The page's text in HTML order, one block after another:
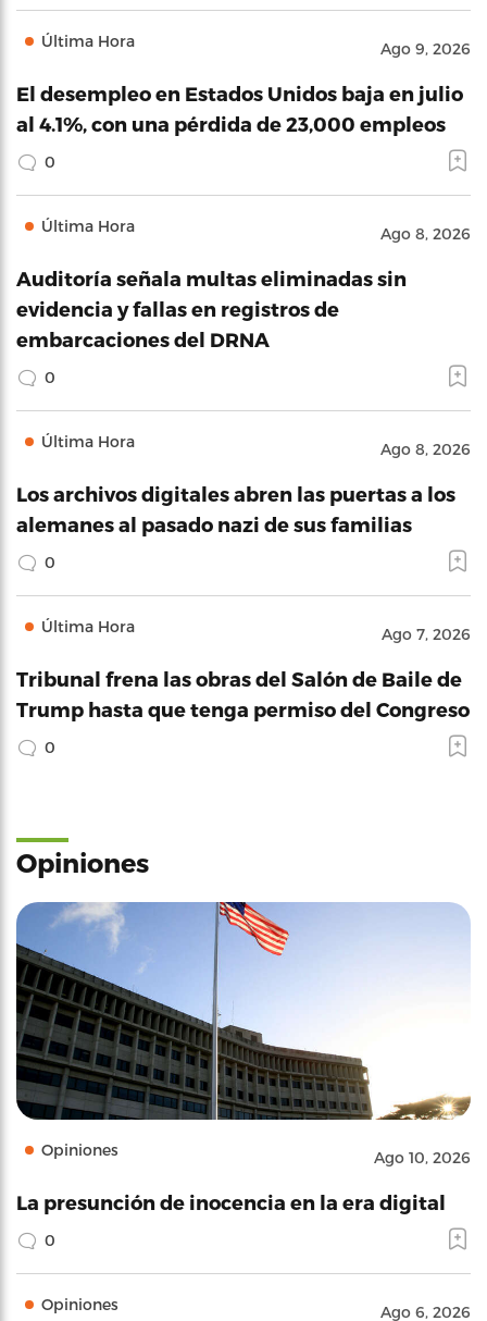
Última Hora Ago 9, 2026
El desempleo en Estados Unidos baja en julio
al 4.1%, con una pérdida de 23,000 empleos
0
Última Hora Ago 8, 2026
Auditoría señala multas eliminadas sin
evidencia y fallas en registros de
embarcaciones del DRNA
0
Última Hora Ago 8, 2026
Los archivos digitales abren las puertas a los
alemanes al pasado nazi de sus familias
0
Última Hora Ago 7, 2026
Tribunal frena las obras del Salón de Baile de
Trump hasta que tenga permiso del Congreso
0
Opiniones
Opiniones Ago 10, 2026
La presunción de inocencia en la era digital
0
Opiniones Ago 6, 2026